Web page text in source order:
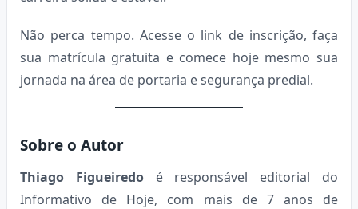
Não perca tempo. Acesse o link de inscrição, faça
sua matrícula gratuita e comece hoje mesmo sua
jornada na área de portaria e segurança predial.
Sobre o Autor
Thiago Figueiredoé responsável editorial do
Informativo de Hoje, com mais de 7 anos de